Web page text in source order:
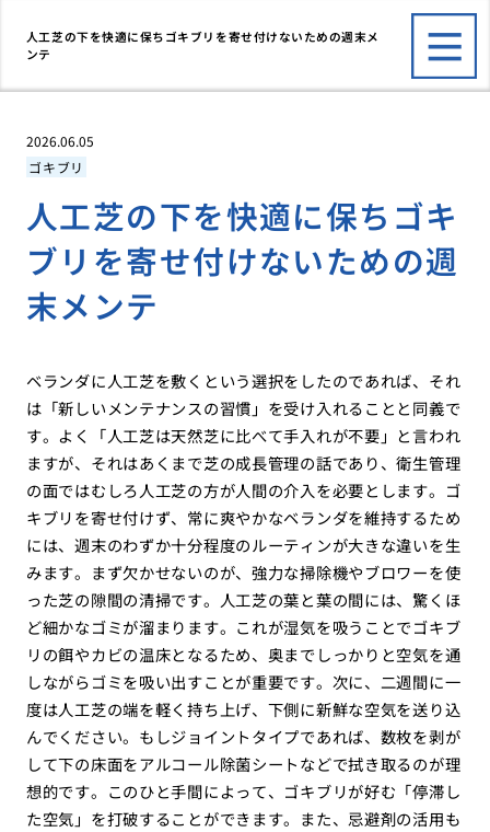
人工芝の下を快適に保ちゴキブリを寄せ付けないための週末メ
ンテ
2026.06.05
ゴキブリ
人工芝の下を快適に保ちゴキ
ブリを寄せ付けないための週
末メンテ
ベランダに人工芝を敷くという選択をしたのであれば、それ
は「新しいメンテナンスの習慣」を受け入れることと同義で
す。よく「人工芝は天然芝に比べて手入れが不要」と言われ
ますが、それはあくまで芝の成長管理の話であり、衛生管理
の面ではむしろ人工芝の方が人間の介入を必要とします。ゴ
キブリを寄せ付けず、常に爽やかなベランダを維持するため
には、週末のわずか十分程度のルーティンが大きな違いを生
みます。まず欠かせないのが、強力な掃除機やブロワーを使
った芝の隙間の清掃です。人工芝の葉と葉の間には、驚くほ
ど細かなゴミが溜まります。これが湿気を吸うことでゴキブ
リの餌やカビの温床となるため、奥までしっかりと空気を通
しながらゴミを吸い出すことが重要です。次に、二週間に一
度は人工芝の端を軽く持ち上げ、下側に新鮮な空気を送り込
んでください。もしジョイントタイプであれば、数枚を剥が
して下の床面をアルコール除菌シートなどで拭き取るのが理
想的です。このひと手間によって、ゴキブリが好む「停滞し
た空気」を打破することができます。また、忌避剤の活用も